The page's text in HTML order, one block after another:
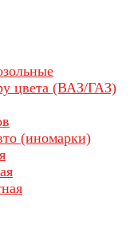
цвета (ВАЗ/ГАЗ)
(иномарки)